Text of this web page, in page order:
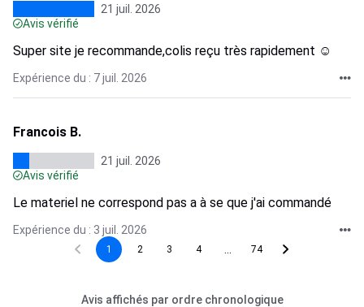
21 juil. 2026
Avis vérifié
Super site je recommande,colis reçu très rapidement ☺️
Expérience du : 7 juil. 2026
Francois B.
21 juil. 2026
Avis vérifié
Le materiel ne correspond pas a à se que j'ai commandé
Expérience du : 3 juil. 2026
1 2 3 4 74
Avis affichés par ordre chronologique